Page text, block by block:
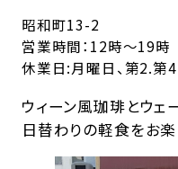
昭和町13-2
営業時間：12時～19時
休業日:月曜日、第2.第
ウィーン風珈琲とウェ
日替わりの軽食をお